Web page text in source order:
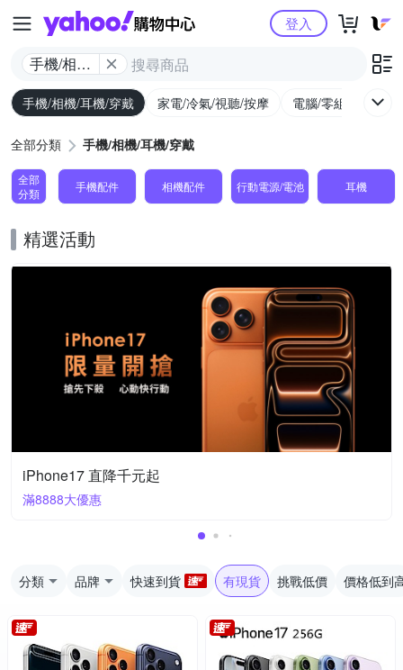
Yahoo購物中心
手機/相機/
耳機/穿戴
登入
手機/相機/耳機/穿戴 家電/冷氣/視聽/按摩 電腦/零組件/週邊/
全部分類 手機/相機/耳機/穿戴
全部
分類
手機配件 相機配件 行動電源/電池 耳機
精選活動
iPhone17 直降千元起
滿8888大優惠
分類 品牌 快速到貨 有現貨 挑戰低價 價格低到